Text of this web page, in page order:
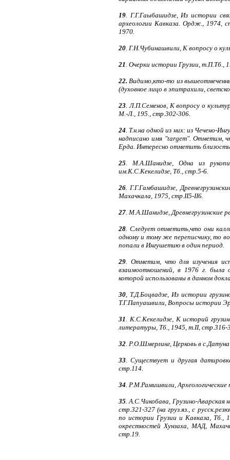
19 . Г.Г.Гаыбашидзе, Из истории
археологии Кавказа. Ордж., 1974,
1970.
20 . Г.Н.Чубинашвили, К вопросу о
21 . Очерки истории Грузии, т.П.Тб.,
22. Видимо,кто-то из
(духовное лицо в эпитрахили,
23 . Л.П.Семенов, К вопросу о
М.-Л., 195., стр.302-306.
24 . Т.н.на одной из них: из Чечено-
надписано имя "targem". Отметим,
Ерда. Интересно отметить
25 . М.А.Шанидзе, Одна из
им.К.С.Кекелидзе, Тб., стр.5-6.
26 . Г.Г.Гамбашидзе,
Махачкала, 1975, стр.II5-II6.
27 . М.А.Шанидзе, Древнегрузинские
28 . Следует отметить,что они
одному и тому же переписчику, то
попали в Ингушетию в один период.
29 . Отметим, что для изучения
взаимоотношений, в 1976 г. была
которой использованы в данном
30 , Т.Д.Боцвадзе, Из истории
Т.Г.Папуашвили, Вопросы истории
31
. К.С.Кекелидзе, К историй
литературы, Тб., 1945, т.II, стр.316-
32 . Р.О.Шмерлинг, Церковь в
33 . Существует и другая
стр.114.
34 . Р.М.Рамишвили,
35 . А.С.Чикобава, Грузино-
стр.321-327 (на груз.яз., с
по истории Грузии и Кавказа, Тб.,
окрестностей Хунзаха, МАД,
стр.19.